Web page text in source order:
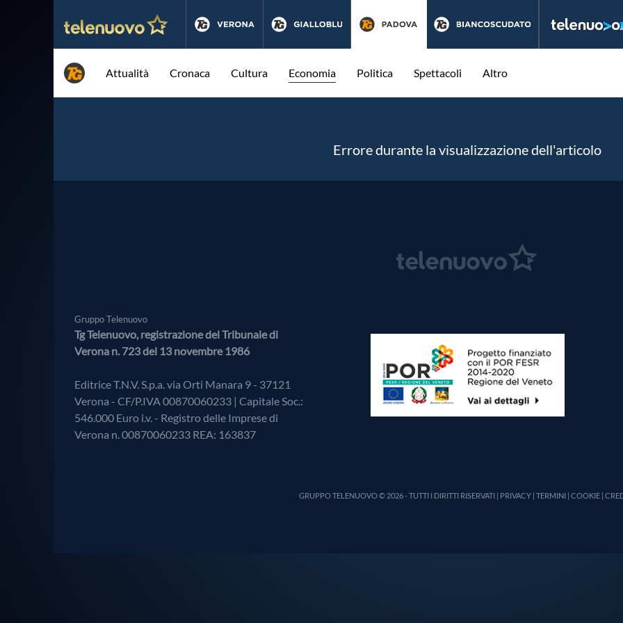
Attualità Cronaca Cultura Economia Politica Spettacoli Altro
Errore durante la visualizzazione dell'articolo
Gruppo Telenuovo
Tg Telenuovo, registrazione del Tribunale di
Verona n. 723 del 13 novembre 1986
Editrice T.N.V. S.p.a. via Orti Manara 9 - 37121
Verona - CF/P.IVA 00870060233 | Capitale Soc.:
546.000 Euro i.v. - Registro delle Imprese di
Verona n. 00870060233 REA: 163837
GRUPPO TELENUOVO © 2026 - TUTTI I DIRITTI RISERVATI | PRIVACY | TERMINI | COOKIE |